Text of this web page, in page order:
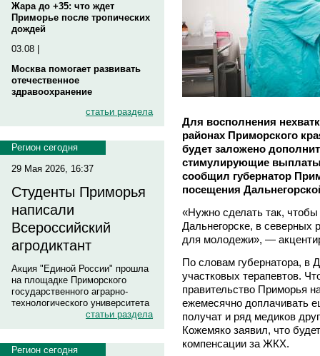
Жара до +35: что ждет
Приморье после тропических
дождей
03.08 |
Москва помогает развивать
отечественное
здравоохранение
статьи раздела
Регион сегодня
29 Мая 2026, 16:37
Студенты Приморья
написали
Всероссийский
агродиктант
Акция "Единой России" прошла
на площадке Приморского
государственного аграрно-
технологического университета
статьи раздела
Регион сегодня
Для восполнения
районах Приморского
будет заложено
стимулирующие
сообщил губернатор
посещения
«Нужно сделать так,
Дальнегорске, в северных
для молодежи», —
По словам губернатора, в
участковых терапевтов.
правительство Приморья
ежемесячно доплачивать
получат и ряд медиков
Кожемяко заявил, что
компенсации за ЖКХ.